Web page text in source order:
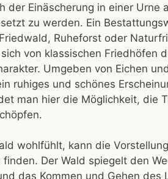
der Einäscherung in einer Urne
zu werden. Ein
Ruheforst oder
von klassischen Friedhöfen
Umgeben von Eichen
ruhiges und schönes
man hier die Möglichkeit, die
wohlfühlt, kann die
finden. Der Wald spiegelt den
das Kommen und Gehen des